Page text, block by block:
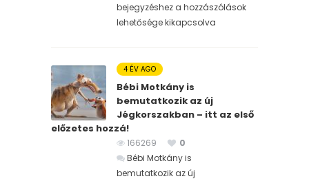
bejegyzéshez a hozzászólások
lehetősége kikapcsolva
4 ÉV AGO
Bébi Motkány is
bemutatkozik az új
Jégkorszakban – itt az első
előzetes hozzá!
166269
0
Bébi Motkány is
bemutatkozik az új